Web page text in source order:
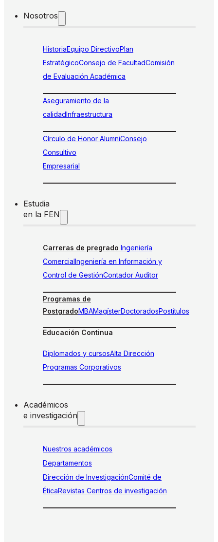
Nosotros
HistoriaEquipo DirectivoPlan
EstratégicoConsejo de FacultadComisión
de Evaluación Académica
Aseguramiento de la
calidadInfraestructura
Círculo de Honor AlumniConsejo
Consultivo
Empresarial
Estudia
en la FEN
Carreras de pregrado Ingeniería
ComercialIngeniería en Información y
Control de GestiónContador Auditor
Programas de
PostgradoMBAMagísterDoctoradosPostítulos
Educación Continua
Diplomados y cursosAlta Dirección
Programas Corporativos
Académicos
e investigación
Nuestros académicos
Departamentos
Dirección de InvestigaciónComité de
ÉticaRevistas Centros de investigación